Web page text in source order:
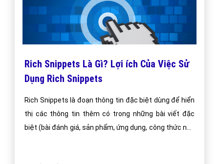
Rich Snippets Là Gì? Lợi ích Của Việc Sử
Dụng Rich Snippets
Rich Snippets là đoạn thông tin đặc biệt dùng để hiển
thị các thông tin thêm có trong những bài viết đặc
biệt (bài đánh giá, sản phẩm, ứng dụng, công thức nấu